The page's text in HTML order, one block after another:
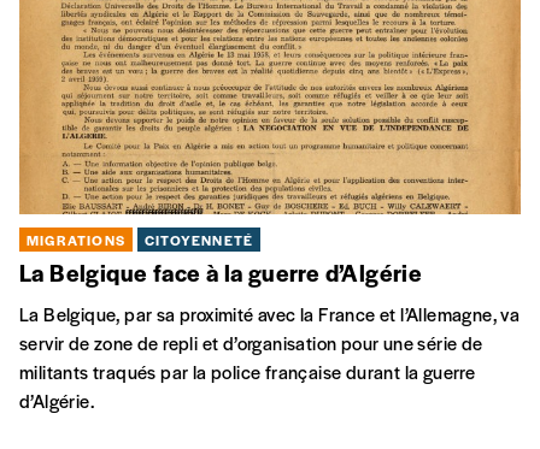
MIGRATIONS CITOYENNETÉ
La Belgique face à la guerre d’Algérie
La Belgique, par sa proximité avec la France et l’Allemagne, va
servir de zone de repli et d’organisation pour une série de
militants traqués par la police française durant la guerre
d’Algérie.